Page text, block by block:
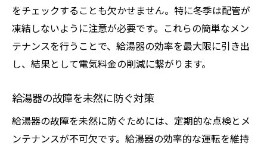
をチェックすることも欠かせません。特に冬季は配管が
凍結しないように注意が必要です。これらの簡単なメン
テナンスを行うことで、給湯器の効率を最大限に引き出
し、結果として電気料金の削減に繋がります。
給湯器の故障を未然に防ぐ対策
給湯器の故障を未然に防ぐためには、定期的な点検とメ
ンテナンスが不可欠です。給湯器の効率的な運転を維持